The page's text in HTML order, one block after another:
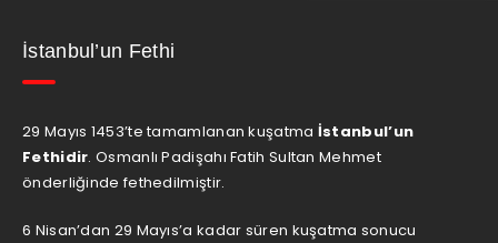
İstanbul’un Fethi
29 Mayıs 1453’te tamamlanan kuşatma İstanbul’un
Fethidir. Osmanlı Padişahı Fatih Sultan Mehmet
önderliğinde fethedilmiştir.
6 Nisan’dan 29 Mayıs’a kadar süren kuşatma sonucu